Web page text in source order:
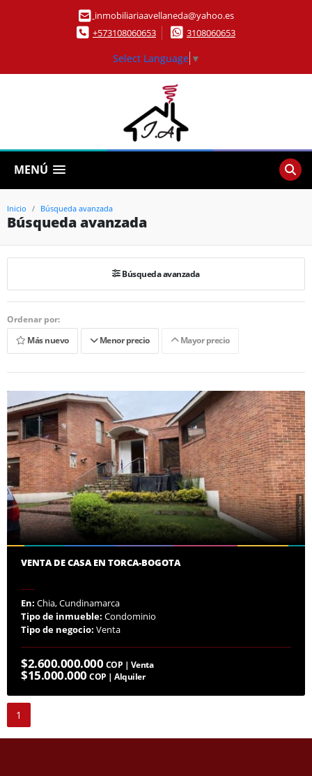
inmobiliariaavellaneda@yahoo.es
+573108060653
3108060653
Select Language ▼
MENÚ
Inicio Búsqueda avanzada
Búsqueda avanzada
Búsqueda avanzada
Ordenar por:
Más nuevo
Menor precio Mayor precio
VENTA DE CASA EN TORCA-BOGOTA
En: Chia, Cundinamarca
Tipo de inmueble: Condominio
Tipo de negocio: Venta
$2.600.000.000 COP | Venta
$15.000.000 COP | Alquiler
1